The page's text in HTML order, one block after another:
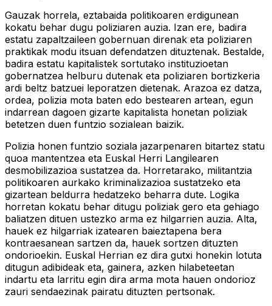
Gauzak horrela, eztabaida politikoaren erdigunean
kokatu behar dugu poliziaren auzia. Izan ere, badira
estatu zapaltzaileen gobernuan direnak eta poliziaren
praktikak modu itsuan defendatzen dituztenak. Bestalde,
badira estatu kapitalistek sortutako instituzioetan
gobernatzea helburu dutenak eta poliziaren bortizkeria
ardi beltz batzuei leporatzen dietenak. Arazoa ez datza,
ordea, polizia mota baten edo bestearen artean, egun
indarrean dagoen gizarte kapitalista honetan poliziak
betetzen duen funtzio sozialean baizik.
Polizia honen funtzio soziala jazarpenaren bitartez statu
quoa mantentzea eta Euskal Herri Langilearen
desmobilizazioa sustatzea da. Horretarako, militantzia
politikoaren aurkako kriminalizazioa sustatzeko eta
gizartean beldurra hedatzeko beharra dute. Logika
horretan kokatu behar ditugu poliziak gero eta gehiago
baliatzen dituen ustezko arma ez hilgarrien auzia. Alta,
hauek ez hilgarriak izatearen baieztapena bera
kontraesanean sartzen da, hauek sortzen dituzten
ondorioekin. Euskal Herrian ez dira gutxi honekin lotuta
ditugun adibideak eta, gainera, azken hilabeteetan
indartu eta larritu egin dira arma mota hauen ondorioz
zauri sendaezinak pairatu dituzten pertsonak.